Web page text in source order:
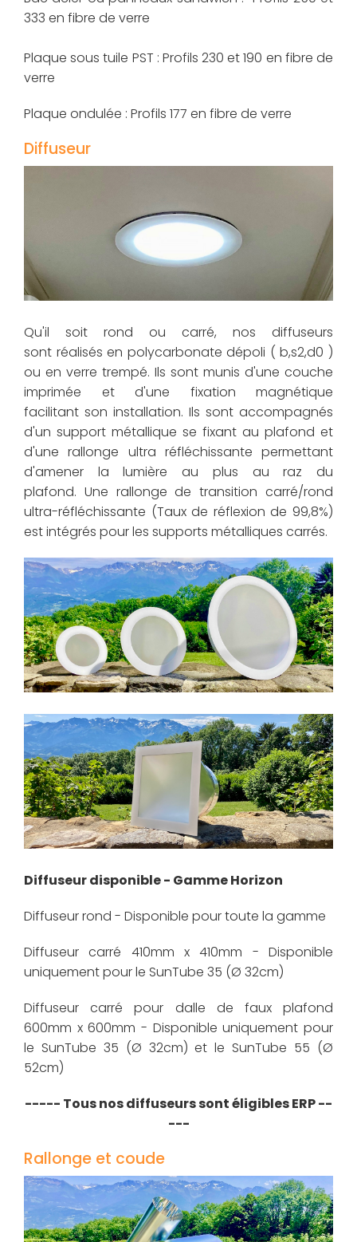
333 en fibre de verre
Plaque sous tuile PST : Profils 230 et 190 en fibre de
verre
Plaque ondulée : Profils 177 en fibre de verre
Diffuseur
Qu'il soit rond ou carré, nos diffuseurs
sont réalisés en polycarbonate dépoli ( b,s2,d0 )
ou en verre trempé. Ils sont munis d'une couche
imprimée et d'une fixation magnétique
facilitant son installation. Ils sont accompagnés
d'un support métallique se fixant au plafond et
d'une rallonge ultra réfléchissante permettant
d'amener la lumière au plus au raz du
plafond. Une rallonge de transition carré/rond
ultra-réfléchissante (Taux de réflexion de 99,8%)
est intégrés pour les supports métalliques carrés.
Diffuseur disponible - Gamme Horizon
Diffuseur rond - Disponible pour toute la gamme
Diffuseur carré 410mm x 410mm - Disponible
uniquement pour le SunTube 35 (Ø 32cm)
Diffuseur carré pour dalle de faux plafond
600mm x 600mm - Disponible uniquement pour
le SunTube 35 (Ø 32cm) et le SunTube 55 (Ø
52cm)
----- Tous nos diffuseurs sont éligibles ERP --
---
Rallonge et coude